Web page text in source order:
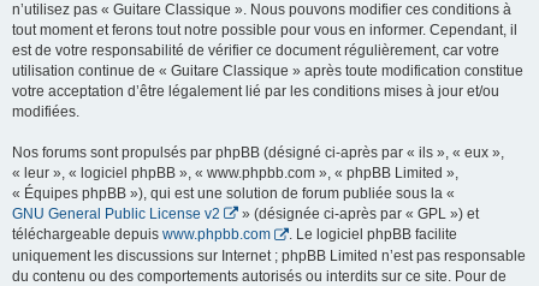
n’utilisez pas « Guitare Classique ». Nous pouvons modifier ces conditions à
tout moment et ferons tout notre possible pour vous en informer. Cependant, il
est de votre responsabilité de vérifier ce document régulièrement, car votre
utilisation continue de « Guitare Classique » après toute modification constitue
votre acceptation d’être légalement lié par les conditions mises à jour et/ou
modifiées.
Nos forums sont propulsés par phpBB (désigné ci-après par « ils », « eux »,
« leur », « logiciel phpBB », « www.phpbb.com », « phpBB Limited »,
« Équipes phpBB »), qui est une solution de forum publiée sous la «
GNU General Public License v2
» (désignée ci-après par « GPL ») et
téléchargeable depuis www.phpbb.com
. Le logiciel phpBB facilite
uniquement les discussions sur Internet ; phpBB Limited n’est pas responsable
du contenu ou des comportements autorisés ou interdits sur ce site. Pour de